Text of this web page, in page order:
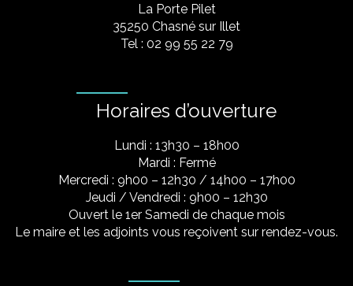
La Porte Pilet
35250 Chasné sur Illet
Tel : 02 99 55 22 79
Horaires d’ouverture
Lundi : 13h30 – 18h00
Mardi : Fermé
Mercredi : 9h00 – 12h30 / 14h00 – 17h00
Jeudi / Vendredi : 9h00 – 12h30
Ouvert le 1er Samedi de chaque mois
Le maire et les adjoints vous reçoivent sur rendez-vous.